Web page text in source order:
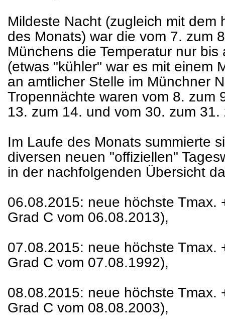
Mildeste Nacht (zugleich mit dem
des Monats) war die vom 7. zum
Münchens die Temperatur nur
(etwas "kühler" war es mit einem
an amtlicher Stelle im Münchner
Tropennächte waren vom 8. zum
13. zum 14. und vom 30. zum
Im Laufe des Monats summierte
diversen neuen "offiziellen"
in der nachfolgenden Übersicht
06.08.2015: neue höchste Tmax.
Grad C vom 06.08.2013),
07.08.2015: neue höchste Tmax.
Grad C vom 07.08.1992),
08.08.2015: neue höchste Tmax.
Grad C vom 08.08.2003),